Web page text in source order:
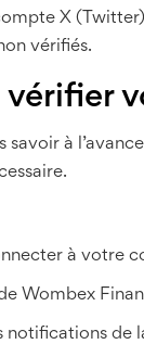
X
vérifiés.
savoir à
à votre
Wombex
notifications de